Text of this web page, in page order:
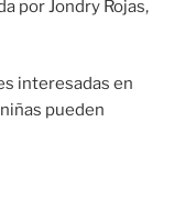
por Jondry Rojas,
interesadas en
pueden